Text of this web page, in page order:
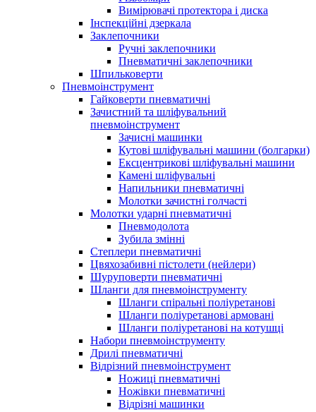
Вимірювачі протектора і диска
Інспекційні дзеркала
Заклепочники
Ручні заклепочники
Пневматичні заклепочники
Шпильковерти
Пневмоінструмент
Гайковерти пневматичні
Зачистний та шліфувальний
пневмоінструмент
Зачисні машинки
Кутові шліфувальні машини (болгарки)
Ексцентрикові шліфувальні машини
Камені шліфувальні
Напильники пневматичні
Молотки зачистні голчасті
Молотки ударні пневматичні
Пневмодолота
Зубила змінні
Степлери пневматичні
Цвяхозабивні пістолети (нейлери)
Шуруповерти пневматичні
Шланги для пневмоінструменту
Шланги спіральні поліуретанові
Шланги поліуретанові армовані
Шланги поліуретанові на котушці
Набори пневмоінструменту
Дрилі пневматичні
Відрізний пневмоінструмент
Ножиці пневматичні
Ножівки пневматичні
Відрізні машинки